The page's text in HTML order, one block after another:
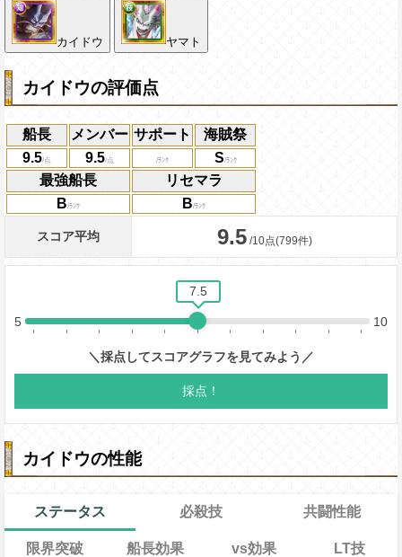
カイドウ ヤマト
カイドウの評価点
船長 メンバー サポート
海賊祭
9.5
9.5
S
最強船長
リセマラ
B
B
カイドウの性能
ステータス 必殺技 共闘性能
限界突破 船長効果 vs効果 LT技